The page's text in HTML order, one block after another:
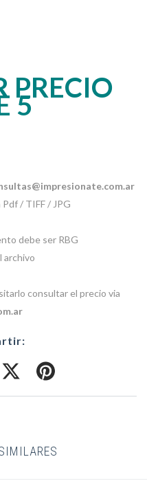
PRECIO
5
/ TIFF / JPG
debe ser RBG
archivo
consultar el precio via